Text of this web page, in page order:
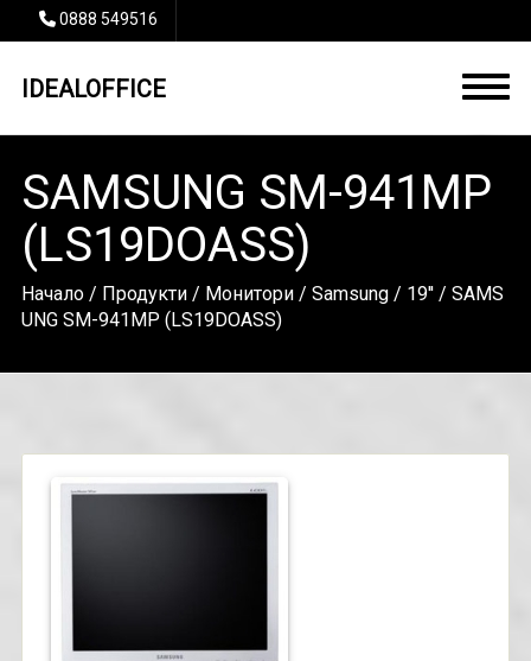
0888 549516
IDEALOFFICE
SAMSUNG SM-941MP
(LS19DOASS)
Начало/ Продукти/ Монитори/ Samsung/ 19''/ SAMS
UNG SM-941MP (LS19DOASS)